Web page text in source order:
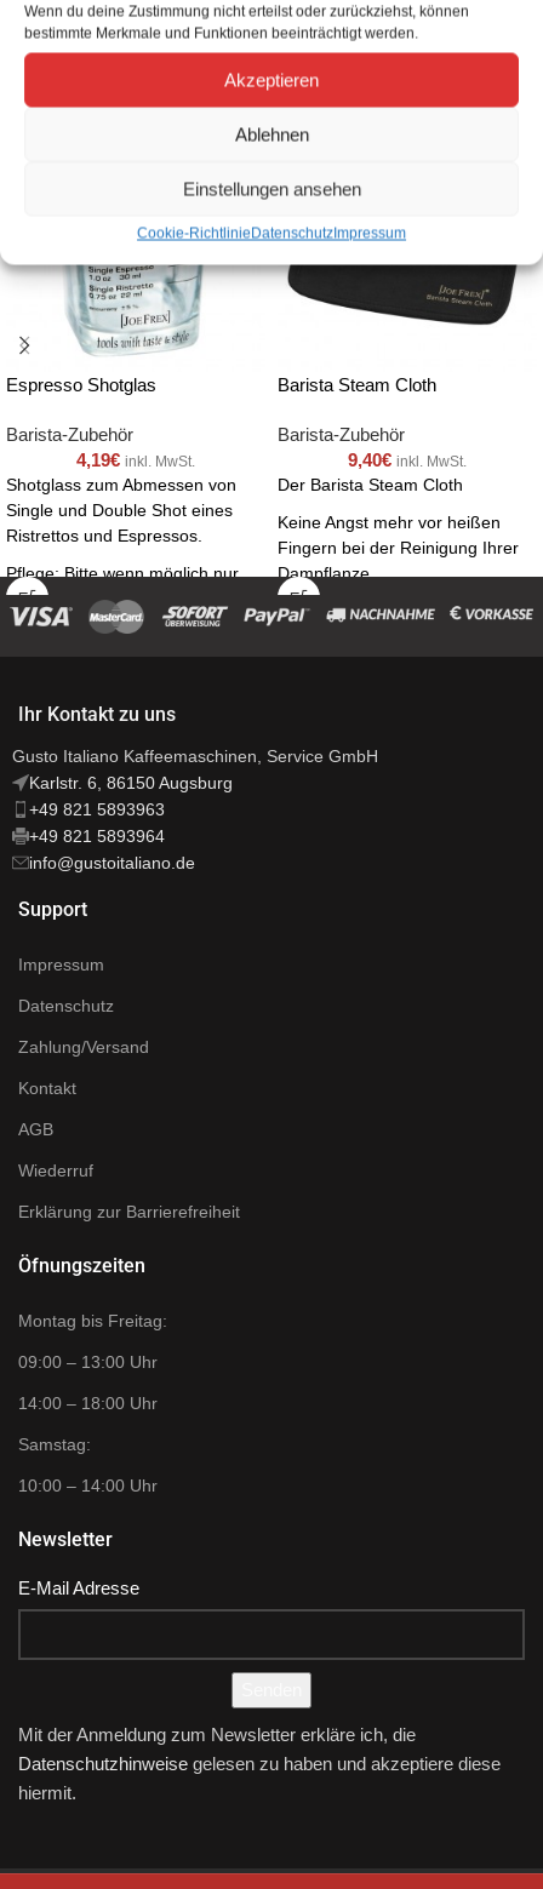
Wenn du deine Zustimmung nicht erteilst oder zurückziehst, können
bestimmte Merkmale und Funktionen beeinträchtigt werden.
Akzeptieren
Ablehnen
Einstellungen ansehen
Cookie-RichtlinieDatenschutzImpressum
Ähnliche Produkte
Espresso Shotglas
Barista-Zubehör
4,19€ inkl. MwSt.
Shotglass zum Abmessen von
Single und Double Shot eines
Ristrettos und Espressos.
Pflege: Bitte wenn möglich nur
feucht abwischen, in der
Spülmaschine nützt sich der
Barista Steam Cloth
Barista-Zubehör
9,40€ inkl. MwSt.
Der Barista Steam Cloth
Keine Angst mehr vor heißen
Fingern bei der Reinigung Ihrer
Dampflanze.
Der Steam Cloth aus Microfaser
und hält somit die Hitze beim
Material: Mikrofaser / Silikon
Ihr Kontakt zu uns
Gusto Italiano Kaffeemaschinen, Service GmbH
Karlstr. 6, 86150 Augsburg
+49 821 5893963
+49 821 5893964
info@gustoitaliano.de
Support
Impressum
Datenschutz
Zahlung/Versand
Kontakt
AGB
Wiederruf
Erklärung zur Barrierefreiheit
Öfnungszeiten
Montag bis Freitag:
09:00 – 13:00 Uhr
14:00 – 18:00 Uhr
Samstag:
10:00 – 14:00 Uhr
Newsletter
E-Mail Adresse
Mit der Anmeldung zum Newsletter erkläre ich, die
Datenschutzhinweise gelesen zu haben und akzeptiere diese
hiermit.